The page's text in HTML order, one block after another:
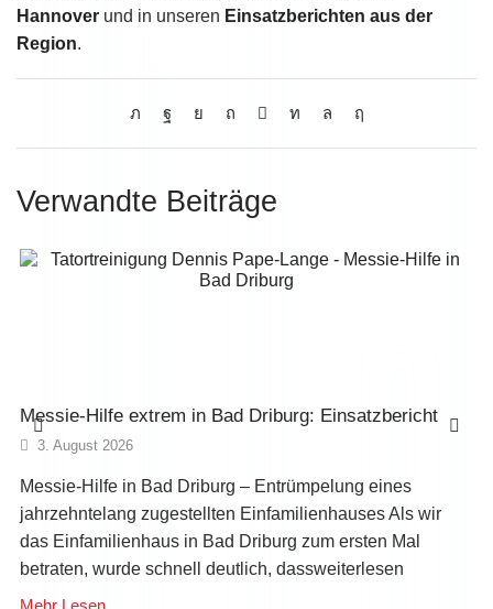
Hannover und in unseren Einsatzberichten aus der
Region.
Verwandte Beiträge
Messie-Hilfe extrem in Bad Driburg: Einsatzbericht
3. August 2026
Messie-Hilfe in Bad Driburg – Entrümpelung eines
jahrzehntelang zugestellten Einfamilienhauses Als wir
das Einfamilienhaus in Bad Driburg zum ersten Mal
betraten, wurde schnell deutlich, dassweiterlesen
Mehr Lesen